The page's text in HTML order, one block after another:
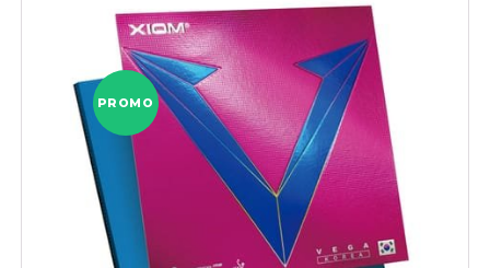
PROMO